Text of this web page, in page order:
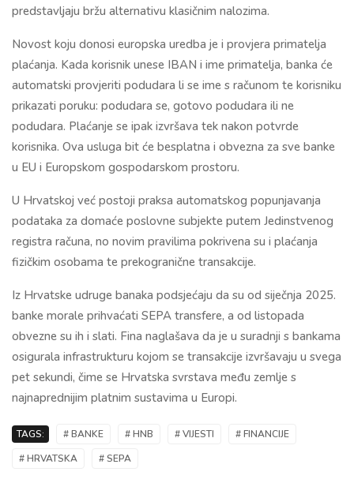
predstavljaju bržu alternativu klasičnim nalozima.
Novost koju donosi europska uredba je i provjera primatelja
plaćanja. Kada korisnik unese IBAN i ime primatelja, banka će
automatski provjeriti podudara li se ime s računom te korisniku
prikazati poruku: podudara se, gotovo podudara ili ne
podudara. Plaćanje se ipak izvršava tek nakon potvrde
korisnika. Ova usluga bit će besplatna i obvezna za sve banke
u EU i Europskom gospodarskom prostoru.
U Hrvatskoj već postoji praksa automatskog popunjavanja
podataka za domaće poslovne subjekte putem Jedinstvenog
registra računa, no novim pravilima pokrivena su i plaćanja
fizičkim osobama te prekogranične transakcije.
Iz Hrvatske udruge banaka podsjećaju da su od siječnja 2025.
banke morale prihvaćati SEPA transfere, a od listopada
obvezne su ih i slati. Fina naglašava da je u suradnji s bankama
osigurala infrastrukturu kojom se transakcije izvršavaju u svega
pet sekundi, čime se Hrvatska svrstava među zemlje s
najnaprednijim platnim sustavima u Europi.
TAGS: # BANKE # HNB # VIJESTI
# FINANCIJE
# HRVATSKA
# SEPA